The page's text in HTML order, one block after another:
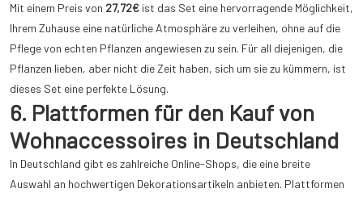
Mit einem Preis von 27,72€ ist das Set eine hervorragende Möglichkeit,
Ihrem Zuhause eine natürliche Atmosphäre zu verleihen, ohne auf die
Pflege von echten Pflanzen angewiesen zu sein. Für all diejenigen, die
Pflanzen lieben, aber nicht die Zeit haben, sich um sie zu kümmern, ist
dieses Set eine perfekte Lösung.
6. Plattformen für den Kauf von
Wohnaccessoires in Deutschland
In Deutschland gibt es zahlreiche Online-Shops, die eine breite
Auswahl an hochwertigen Dekorationsartikeln anbieten. Plattformen